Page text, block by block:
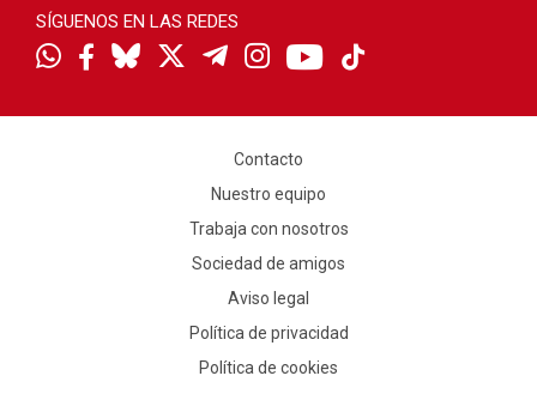
SÍGUENOS EN LAS REDES
Contacto
Nuestro equipo
Trabaja con nosotros
Sociedad de amigos
Aviso legal
Política de privacidad
Política de cookies